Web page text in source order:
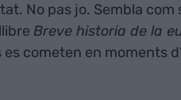
No pas jo. Sembla
Breve historia de la
cometen en moments